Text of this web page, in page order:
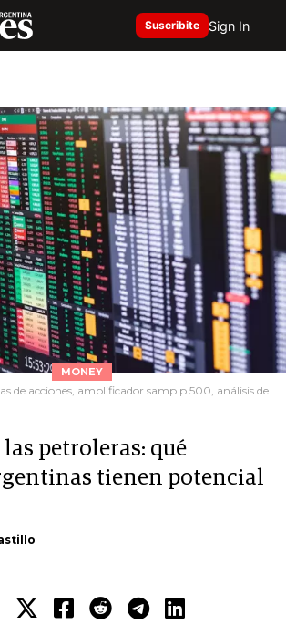
Suscribite Sign In
MONEY
de acciones, amplificador samp p 500, análisis de
petroleras: qué
tienen potencial